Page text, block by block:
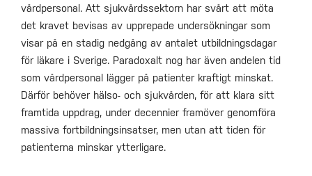
vårdpersonal. Att sjukvårdssektorn har svårt att möta
det kravet bevisas av upprepade undersökningar som
visar på en stadig nedgång av antalet utbildningsdagar
för läkare i Sverige. Paradoxalt nog har även andelen tid
som vårdpersonal lägger på patienter kraftigt minskat.
Därför behöver hälso- och sjukvården, för att klara sitt
framtida uppdrag, under decennier framöver genomföra
massiva fortbildningsinsatser, men utan att tiden för
patienterna minskar ytterligare.